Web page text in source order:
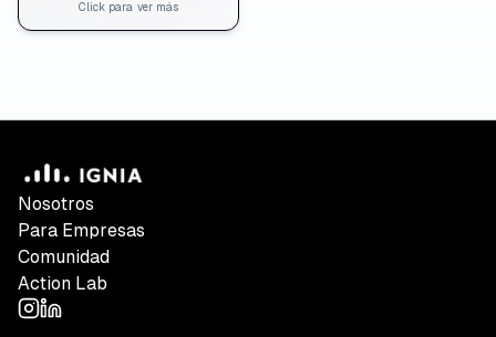
- 10% 3. ⁠Ciudad Perdida -
5% 4. ⁠Caño Cristales - 5% 5.
10% 9. ⁠Isla Fuerte - 10%
Click para ver más
Nosotros
Para Empresas
Comunidad
Action Lab